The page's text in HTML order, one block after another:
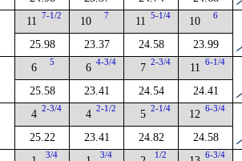
11 7-1/2
25.98
10 7
23.37
11 5-1/4
24.58
10 6
23.99
6 5
25.58
6 4-3/4
23.41
7 2-3/4
24.54
11 6-1/4
24.41
4 2-3/4
25.22
4 2-1/2
23.41
5 2-1/4
24.82
12 6-3/4
24.58
3/4 3/4 1/2 6-3/4